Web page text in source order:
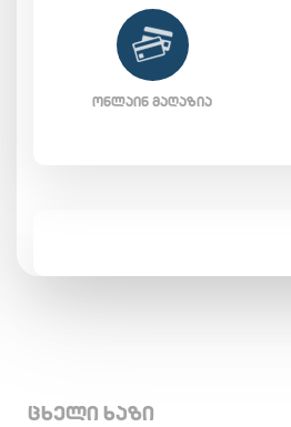
ᲝᲜᲚᲐᲘᲜ ᲛᲐᲦᲐᲖᲘᲐ
ცხელი ხაზი